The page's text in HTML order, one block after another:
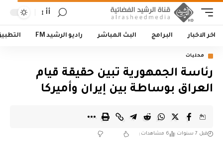
أأ
اخر الاخبار البرامج البث المباشر راديو الرشيد FM
محليات
رئاسة الجمهورية تبين حقيقة قيام
العراق بوساطة بين إيران وأميركا
قبل 7 سنوات 6 مشاهدات